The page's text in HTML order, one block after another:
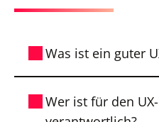
Was ist ein guter
und iterativ. Er
Wer ist für den